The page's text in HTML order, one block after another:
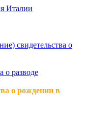
Италии
свидетельства о
о разводе
о рождении в